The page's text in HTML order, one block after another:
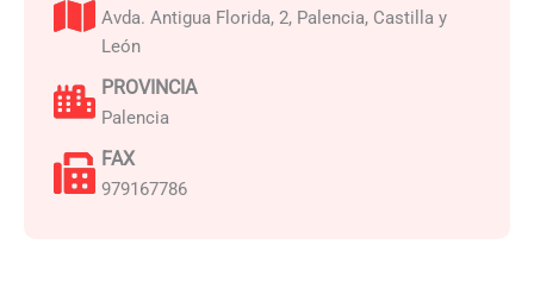
Avda. Antigua Florida, 2, Palencia, Castilla y
León
PROVINCIA
Palencia
FAX
979167786